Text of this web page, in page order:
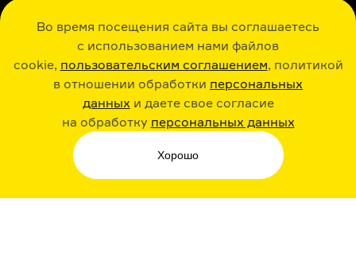
Во время посещения сайта вы соглашаетесь
с использованием нами файлов
cookie, пользовательским соглашением, политикой
в отношении обработки персональных
данных и даете свое согласие
на обработку персональных данных
Хорошо
РАДИО ARZAMAS ГУСЬГУСЬ
СТИКЕРЫ ARZAMAS